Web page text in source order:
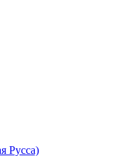
Русса)